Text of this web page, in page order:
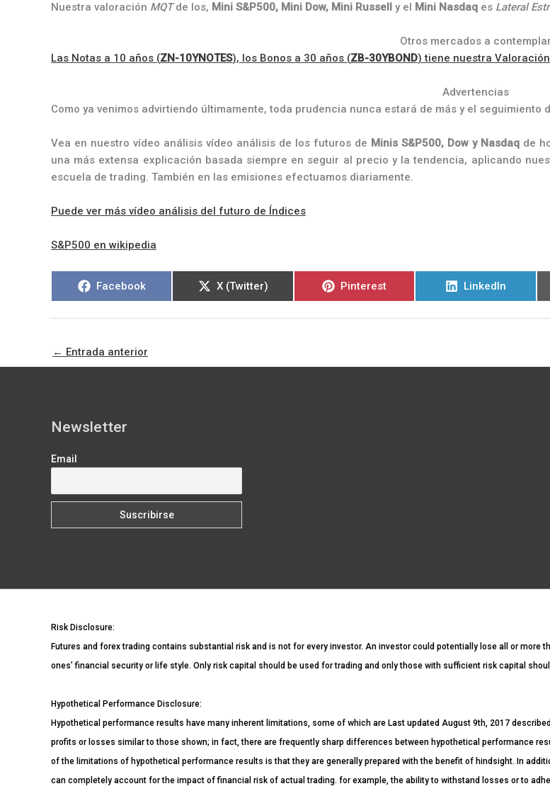
Nuestra valoración MQTde los, Mini S&P500, Mini Dow, Mini Russell y el Mini Nasdaq es Lateral
Otros mercados a contemplar
Las Notas a 10 años (ZN-10YNOTES), los Bonos a 30 años (ZB-30YBOND) tiene nuestra Valoración
Advertencias
Como ya venimos advirtiendo últimamente, toda prudencia nunca estará de más y el seguimiento
Vea en nuestro vídeo análisis vídeo análisis de los futuros de Minis S&P500, Dow y Nasdaq de
una más extensa explicación basada siempre en seguir al precio y la tendencia, aplicando
escuela de trading. También en las emisiones efectuamos diariamente.
Puede ver más vídeo análisis del futuro de Índices
S&P500 en wikipedia
Compartir
Facebook
Compartir
en
X (Twitter)
Compartir
Pinterest
Compartir
LinkedIn
← Entrada anterior
Newsletter
Email
Risk Disclosure:
Futures and forex trading contains substantial risk and is not for every investor. An investor could potentially lose all or
ones’ financial security or life style. Only risk capital should be used for trading and only those with sufficient risk capital
Hypothetical Performance Disclosure:
Hypothetical performance results have many inherent limitations, some of which are Last updated August 9th, 2017
profits or losses similar to those shown; in fact, there are frequently sharp differences between hypothetical performance
of the limitations of hypothetical performance results is that they are generally prepared with the benefit of hindsight. In
can completely account for the impact of financial risk of actual trading. for example, the ability to withstand losses or to